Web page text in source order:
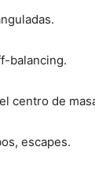
balancing.
centro de
escapes.